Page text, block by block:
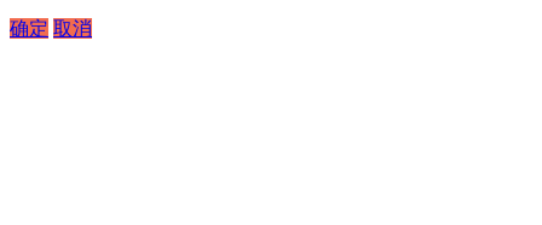
确定 取消